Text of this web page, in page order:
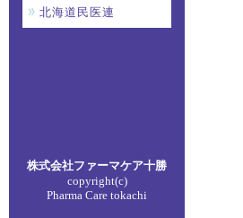
北海道民医連
株式会社ファーマケア十勝
copyright(c)
Pharma Care tokachi